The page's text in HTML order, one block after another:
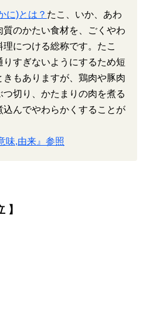
に)とは？ たこ、いか、あわ
質のかたい食材を、ごくやわ
理につける総称です。たこ
りすぎないようにするため短
きもありますが、鶏肉や豚肉
つ切り、かたまりの肉を煮る
込んでやわらかくすることが
味,由来』参照
】